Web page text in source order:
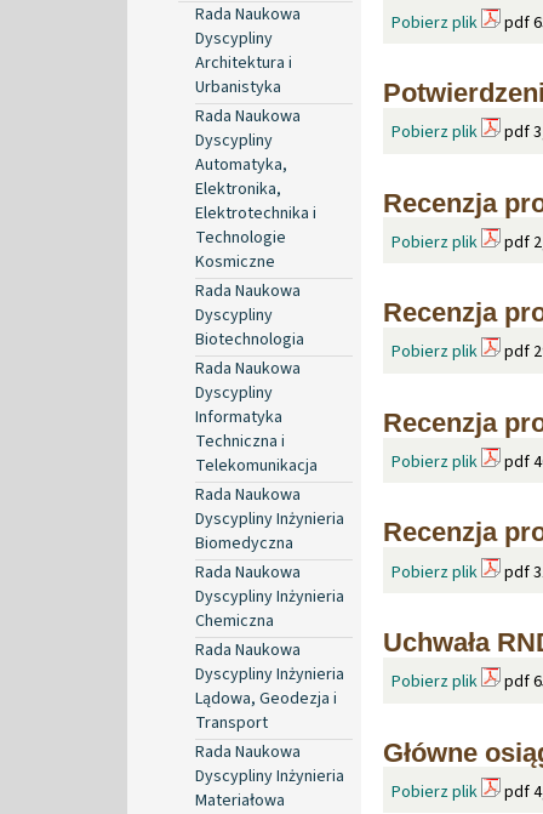
Rada Naukowa
Dyscypliny
Architektura i
Urbanistyka
Rada Naukowa
Dyscypliny
Automatyka,
Elektronika,
Elektrotechnika i
Technologie
Kosmiczne
Rada Naukowa
Dyscypliny
Biotechnologia
Rada Naukowa
Dyscypliny
Informatyka
Techniczna i
Telekomunikacja
Rada Naukowa
Dyscypliny Inżynieria
Biomedyczna
Rada Naukowa
Dyscypliny Inżynieria
Chemiczna
Rada Naukowa
Dyscypliny Inżynieria
Lądowa, Geodezja i
Transport
Rada Naukowa
Dyscypliny Inżynieria
Materiałowa
Pobierz plik pdf
Pobierz plik pdf
Recenzja
Pobierz plik pdf
Recenzja
Pobierz plik pdf
Recenzja
Pobierz plik pdf
Recenzja
Pobierz plik pdf
Uchwała
Pobierz plik pdf
Główne
Pobierz plik pdf